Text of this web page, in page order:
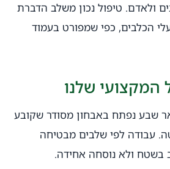
ולאדם. טיפול נכון משלב הדברת
הכלבים, כפי שמפורט בעמוד
המקצועי שלנו
שבע נפתח באבחון מסודר שקובע
עבודה לפי שלבים מבטיחה
בשטח ולא נוסחה אחידה.